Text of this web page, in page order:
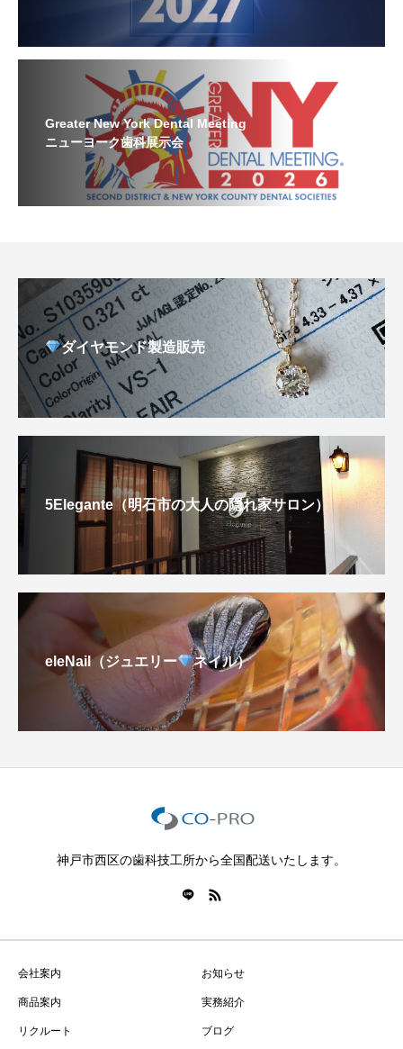
Greater New York Dental Meeting
ニューヨーク歯科展示会
ダイヤモンド製造販売
5Elegante（明石市の大人の隠れ家サロン）
eleNail（ジュエリー ネイル）
神戸市西区の歯科技工所から全国配送いたします。
会社案内 お知らせ
商品案内 実務紹介
リクルート ブログ